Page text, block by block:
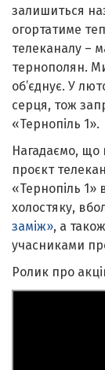
залишиться
огортатиме
телеканалу –
тернополян.
об’єднує. У
серця, тож
«Тернопіль 1».
Нагадаємо,
проєкт
«Тернопіль
холостяку,
заміж», а
учасниками
Ролик про